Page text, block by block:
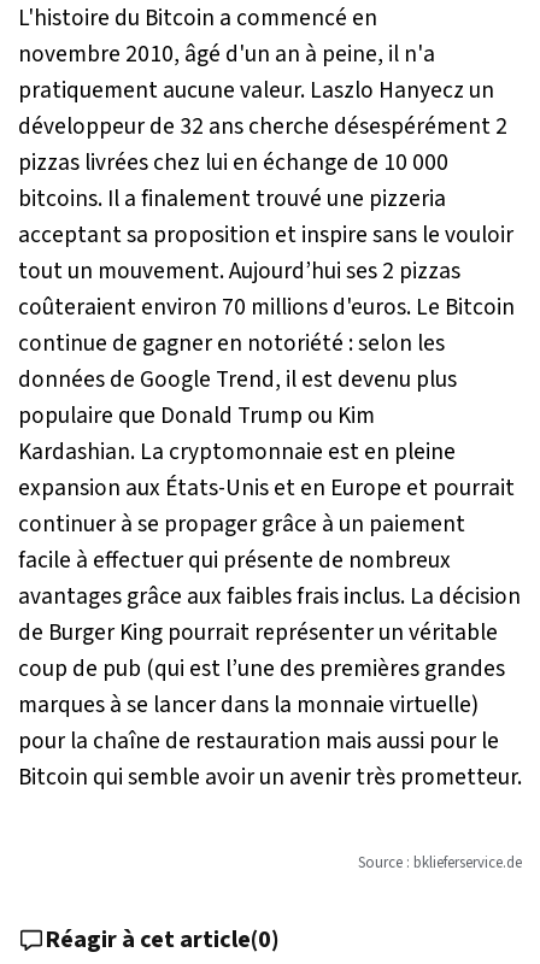
L'histoire du Bitcoin a commencé en
novembre 2010, âgé d'un an à peine, il n'a
pratiquement aucune valeur. Laszlo Hanyecz un
développeur de 32 ans cherche désespérément 2
pizzas livrées chez lui en échange de 10 000
bitcoins. Il a finalement trouvé une pizzeria
acceptant sa proposition et inspire sans le vouloir
tout un mouvement. Aujourd’hui ses 2 pizzas
coûteraient environ 70 millions d'euros. Le Bitcoin
continue de gagner en notoriété : selon les
données de Google Trend, il est devenu plus
populaire que Donald Trump ou Kim
Kardashian. La cryptomonnaie est en pleine
expansion aux États-Unis et en Europe et pourrait
continuer à se propager grâce à un paiement
facile à effectuer qui présente de nombreux
avantages grâce aux faibles frais inclus. La décision
de Burger King pourrait représenter un véritable
coup de pub (qui est l’une des premières grandes
marques à se lancer dans la monnaie virtuelle)
pour la chaîne de restauration mais aussi pour le
Bitcoin qui semble avoir un avenir très prometteur.
Source : bklieferservice.de
Réagir à cet article(0)